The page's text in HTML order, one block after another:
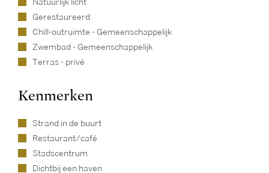
Natuurlijk licht
Gerestaureerd
Chill-outruimte - Gemeenschappelijk
Zwembad - Gemeenschappelijk
Terras - privé
Kenmerken
Strand in de buurt
Restaurant/café
Stadscentrum
Dichtbij een haven